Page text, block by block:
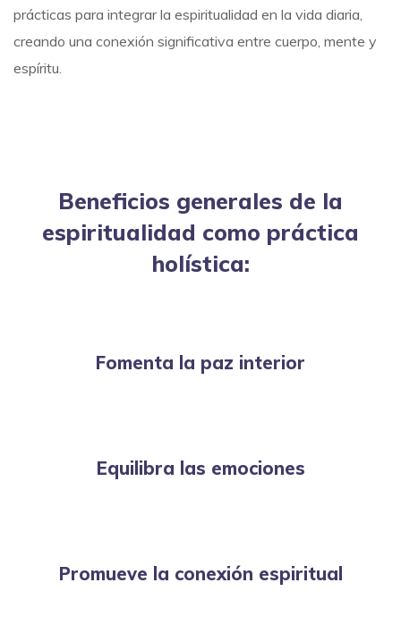
prácticas para integrar la espiritualidad en la vida diaria,
creando una conexión significativa entre cuerpo, mente y
espíritu.
Beneficios generales de la
espiritualidad como práctica
holística:
Fomenta la paz interior
Equilibra las emociones
Promueve la conexión espiritual